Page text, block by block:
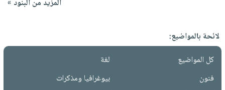
المزيد من البنود »
لائحة بالمواضيع:
كل المواضيع
لغة
فنون
بيوغرافيا ومذكرات